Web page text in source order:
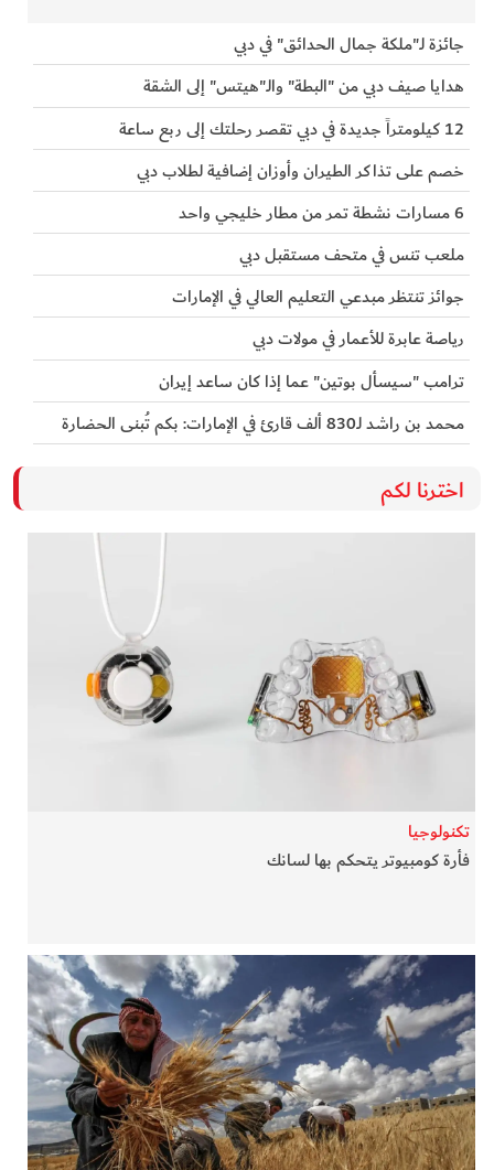
جائزة لـ"ملكة جمال الحدائق" في دبي
هدايا صيف دبي من "البطة" والـ"هيتس" إلى الشقة
12 كيلومتراً جديدة في دبي تقصر رحلتك إلى ربع ساعة
خصم على تذاكر الطيران وأوزان إضافية لطلاب دبي
6 مسارات نشطة تمر من مطار خليجي واحد
ملعب تنس في متحف مستقبل دبي
جوائز تنتظر مبدعي التعليم العالي في الإمارات
رياصة عابرة للأعمار في مولات دبي
ترامب "سيسأل بوتين" عما إذا كان ساعد إيران
محمد بن راشد لـ830 ألف قارئ في الإمارات: بكم تُبنى الحضارة
اخترنا لكم
تكنولوجيا
فأرة كومبيوتر يتحكم بها لسانك